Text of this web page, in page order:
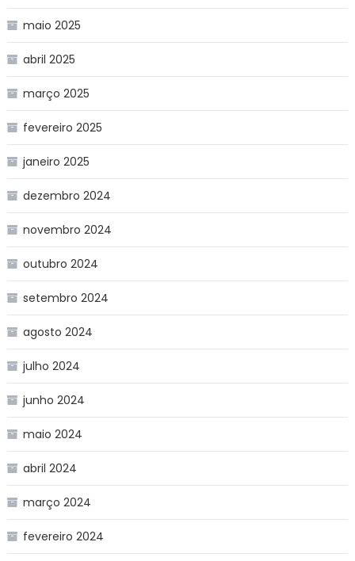
maio 2025
abril 2025
março 2025
fevereiro 2025
janeiro 2025
dezembro 2024
novembro 2024
outubro 2024
setembro 2024
agosto 2024
julho 2024
junho 2024
maio 2024
abril 2024
março 2024
fevereiro 2024